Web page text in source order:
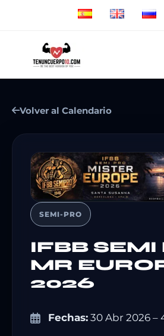
Volver al Calendario
SEMI-PRO
IFBB SEMI
MR
2026
Fechas: 30 Abr 2026 –